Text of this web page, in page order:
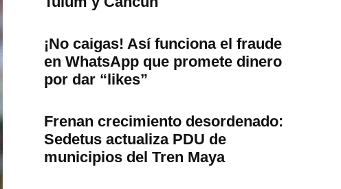
¡No caigas! Así funciona el fraude
en WhatsApp que promete dinero
por dar “likes”
Frenan crecimiento desordenado:
Sedetus actualiza PDU de
municipios del Tren Maya